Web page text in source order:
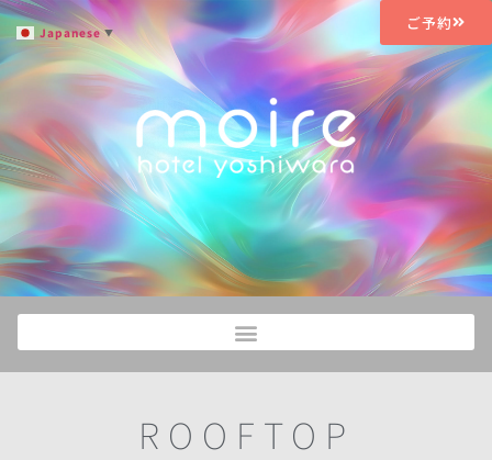
ご予約
ROOFTOP
Japanese ▼